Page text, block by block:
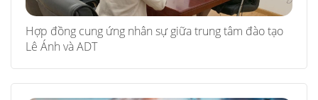
Hợp đồng cung ứng nhân sự giữa trung tâm đào tạo
Lê Ánh và ADT